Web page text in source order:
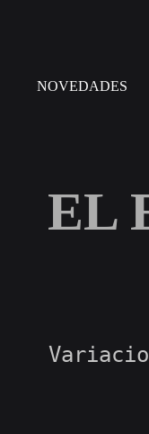
NOVEDADES
EL